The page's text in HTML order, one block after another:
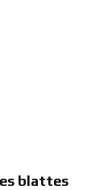
blattes